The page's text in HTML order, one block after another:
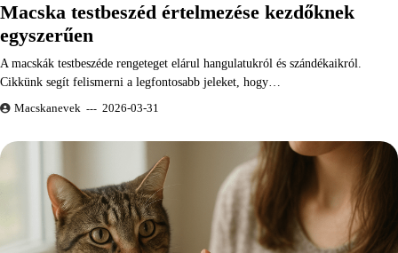
Macska testbeszéd értelmezése kezdőknek
egyszerűen
A macskák testbeszéde rengeteget elárul hangulatukról és szándékaikról.
Cikkünk segít felismerni a legfontosabb jeleket, hogy…
Macskanevek 2026-03-31